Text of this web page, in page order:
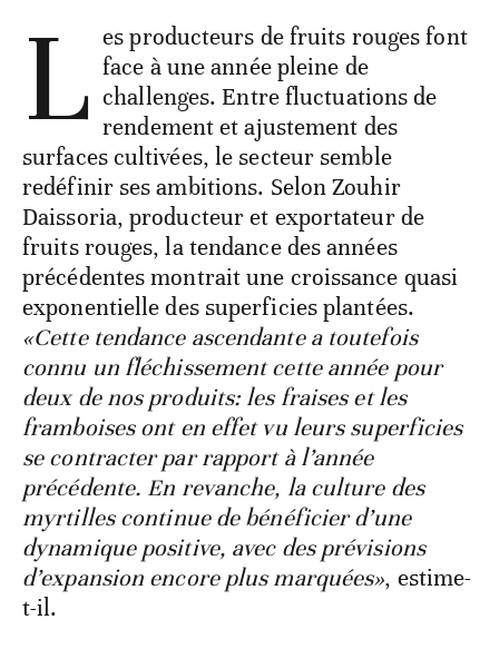
L es producteurs de fruits rouges font
face à une année pleine de
challenges. Entre fluctuations de
rendement et ajustement des
surfaces cultivées, le secteur semble
redéfinir ses ambitions. Selon Zouhir
Daissoria, producteur et exportateur de
fruits rouges, la tendance des années
précédentes montrait une croissance quasi
exponentielle des superficies plantées.
«Cette tendance ascendante a toutefois
connu un fléchissement cette année pour
deux de nos produits: les fraises et les
framboises ont en effet vu leurs superficies
se contracter par rapport à l’année
précédente. En revanche, la culture des
myrtilles continue de bénéficier d’une
dynamique positive, avec des prévisions
d’expansion encore plus marquées», estime-
t-il.